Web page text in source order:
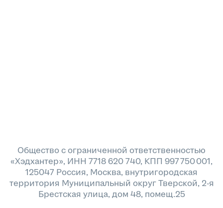
Общество с ограниченной ответственностью
«Хэдхантер», ИНН 7718 620 740, КПП 997 750 001,
125047 Россия, Москва, внутригородская
территория Муниципальный округ Тверской, 2-я
Брестская улица, дом 48, помещ.25